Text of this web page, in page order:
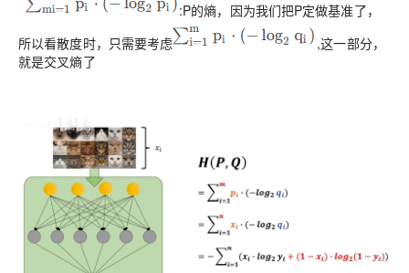
:P的熵，因为我们把P定做基准了，
所以看散度时，只需要考虑
,这一部分，
就是交叉熵了